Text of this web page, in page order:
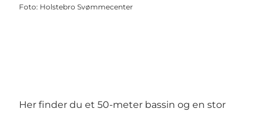
Foto: Holstebro Svømmecenter
Her finder du et 50-meter bassin og en stor